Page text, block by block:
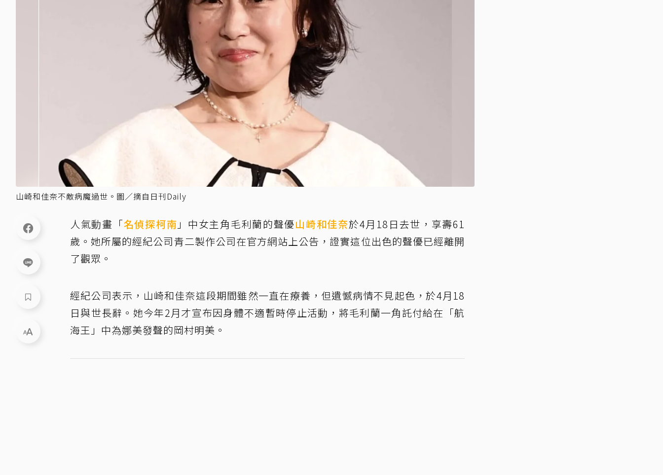
山崎和佳奈不敵病魔過世。圖／摘自日刊Daily
人氣動畫「名偵探柯南 」中女主角毛利蘭的聲優山崎和佳奈於4月18日去世，享壽61
歲。她所屬的經紀公司青二製作公司在官方網站上公告，證實這位出色的聲優已經離開
了觀眾。
經紀公司表示，山崎和佳奈這段期間雖然一直在療養，但遺憾病情不見起色，於4月18
日與世長辭。她今年2月才宣布因身體不適暫時停止活動，將毛利蘭一角託付給在「航
海王」中為娜美發聲的岡村明美。